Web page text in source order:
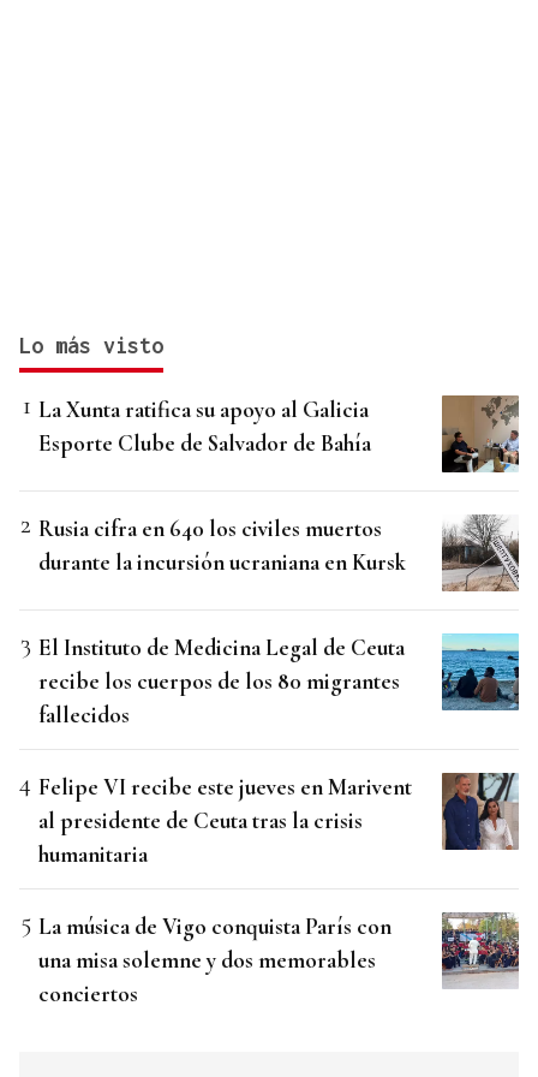
Lo más visto
La Xunta ratifica su apoyo al Galicia
Esporte Clube de Salvador de Bahía
Rusia cifra en 640 los civiles muertos
durante la incursión ucraniana en Kursk
El Instituto de Medicina Legal de Ceuta
recibe los cuerpos de los 80 migrantes
fallecidos
Felipe VI recibe este jueves en Marivent
al presidente de Ceuta tras la crisis
humanitaria
La música de Vigo conquista París con
una misa solemne y dos memorables
conciertos